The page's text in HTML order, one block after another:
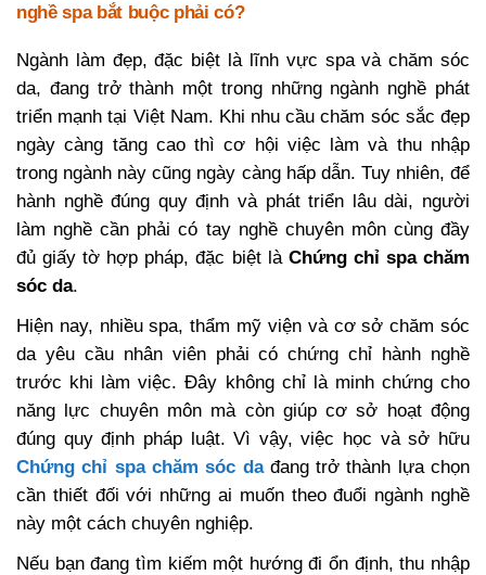
nghề spa bắt buộc phải có?
Ngành làm đẹp, đặc biệt là lĩnh vực spa và chăm sóc
da, đang trở thành một trong những ngành nghề phát
triển mạnh tại Việt Nam. Khi nhu cầu chăm sóc sắc đẹp
ngày càng tăng cao thì cơ hội việc làm và thu nhập
trong ngành này cũng ngày càng hấp dẫn. Tuy nhiên, để
hành nghề đúng quy định và phát triển lâu dài, người
làm nghề cần phải có tay nghề chuyên môn cùng đầy
đủ giấy tờ hợp pháp, đặc biệt là Chứng chỉ spa chăm
sóc da.
Hiện nay, nhiều spa, thẩm mỹ viện và cơ sở chăm sóc
da yêu cầu nhân viên phải có chứng chỉ hành nghề
trước khi làm việc. Đây không chỉ là minh chứng cho
năng lực chuyên môn mà còn giúp cơ sở hoạt động
đúng quy định pháp luật. Vì vậy, việc học và sở hữu
Chứng chỉ spa chăm sóc dađang trở thành lựa chọn
cần thiết đối với những ai muốn theo đuổi ngành nghề
này một cách chuyên nghiệp.
Nếu bạn đang tìm kiếm một hướng đi ổn định, thu nhập